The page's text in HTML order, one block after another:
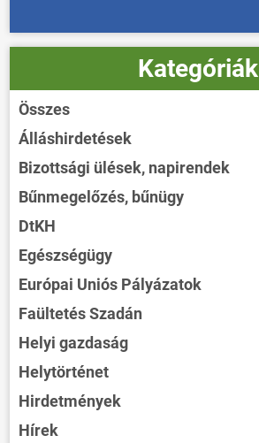
Kategóriák
Összes
Álláshirdetések
Bizottsági ülések, napirendek
Bűnmegelőzés, bűnügy
DtKH
Egészségügy
Európai Uniós Pályázatok
Faültetés Szadán
Helyi gazdaság
Helytörténet
Hirdetmények
Hírek